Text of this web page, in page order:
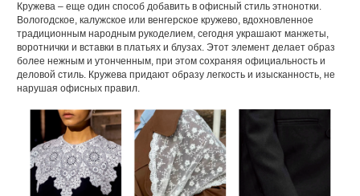
Кружева – еще один способ добавить в офисный стиль этнонотки.
Вологодское, калужское или венгерское кружево, вдохновленное
традиционным народным рукоделием, сегодня украшают манжеты,
воротнички и вставки в платьях и блузах. Этот элемент делает образ
более нежным и утонченным, при этом сохраняя официальность и
деловой стиль. Кружева придают образу легкость и изысканность, не
нарушая офисных правил.